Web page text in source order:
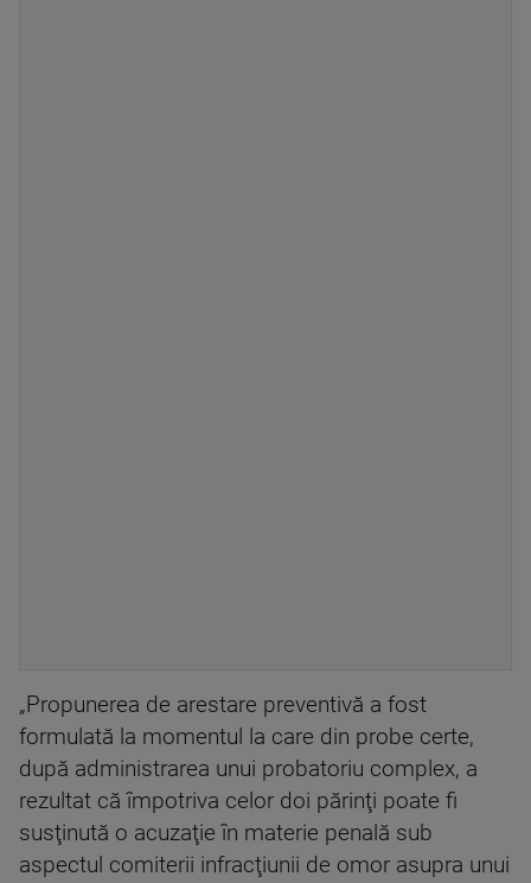
„Propunerea de arestare preventivă a fost
formulată la momentul la care din probe certe,
după administrarea unui probatoriu complex, a
rezultat că împotriva celor doi părinţi poate fi
susţinută o acuzaţie în materie penală sub
aspectul comiterii infracţiunii de omor asupra unui